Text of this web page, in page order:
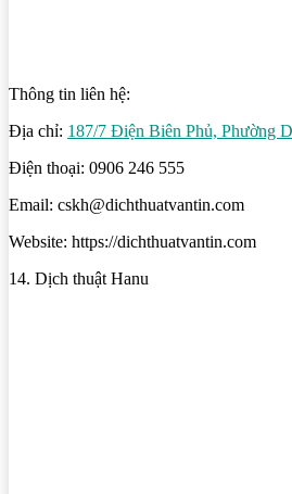
Thông tin liên hệ:
Địa chỉ: 187/7 Điện Biên Phủ, Phường
Điện thoại: 0906 246 555
Email: cskh@dichthuatvantin.com
Website: https://dichthuatvantin.com
14. Dịch thuật Hanu